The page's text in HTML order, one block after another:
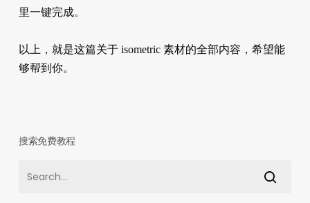
里一键完成。
以上，就是这篇关于 isometric 素材的全部内容，希望能
够帮到你。
搜索免费教程